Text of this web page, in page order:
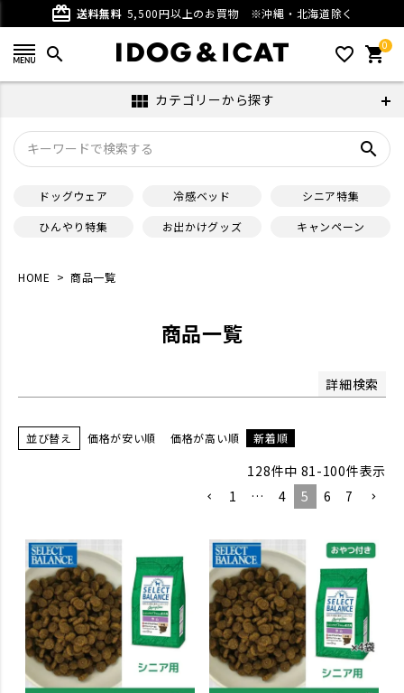
card_giftcard 送料無料 5,500円以上のお買物 ※沖縄・北海道除く
search favorite_outline 0
shopping_cart
view_module カテゴリーから探す
search
ドッグウェア 冷感ベッド
シニア特集
ひんやり特集
お出かけグッズ キャンペーン
HOME 商品一覧
商品一覧
詳細検索
ベージュ
グレー
パープル
ブラウン
ホワイト
ブラック
在庫なし商品を表示しない
サイズ
並び順
優先度順
並び替え 価格が安い順 価格が高い順 新着順
128件中 81-100件表示
1
… 4 5 6 7